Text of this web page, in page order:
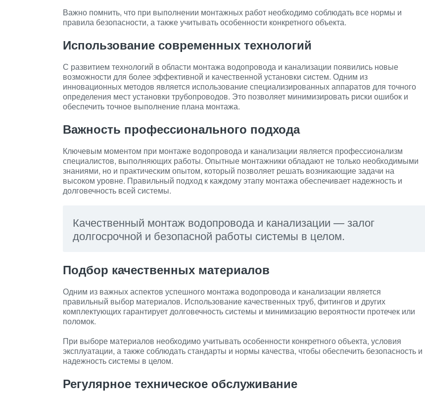
Важно помнить, что при выполнении монтажных работ необходимо соблюдать все нормы и
правила безопасности, а также учитывать особенности конкретного объекта.
Использование современных технологий
С развитием технологий в области монтажа водопровода и канализации появились новые
возможности для более эффективной и качественной установки систем. Одним из
инновационных методов является использование специализированных аппаратов для точного
определения мест установки трубопроводов. Это позволяет минимизировать риски ошибок и
обеспечить точное выполнение плана монтажа.
Важность профессионального подхода
Ключевым моментом при монтаже водопровода и канализации является профессионализм
специалистов, выполняющих работы. Опытные монтажники обладают не только необходимыми
знаниями, но и практическим опытом, который позволяет решать возникающие задачи на
высоком уровне. Правильный подход к каждому этапу монтажа обеспечивает надежность и
долговечность всей системы.
Качественный монтаж водопровода и канализации — залог
долгосрочной и безопасной работы системы в целом.
Подбор качественных материалов
Одним из важных аспектов успешного монтажа водопровода и канализации является
правильный выбор материалов. Использование качественных труб, фитингов и других
комплектующих гарантирует долговечность системы и минимизацию вероятности протечек или
поломок.
При выборе материалов необходимо учитывать особенности конкретного объекта, условия
эксплуатации, а также соблюдать стандарты и нормы качества, чтобы обеспечить безопасность и
надежность системы в целом.
Регулярное техническое обслуживание